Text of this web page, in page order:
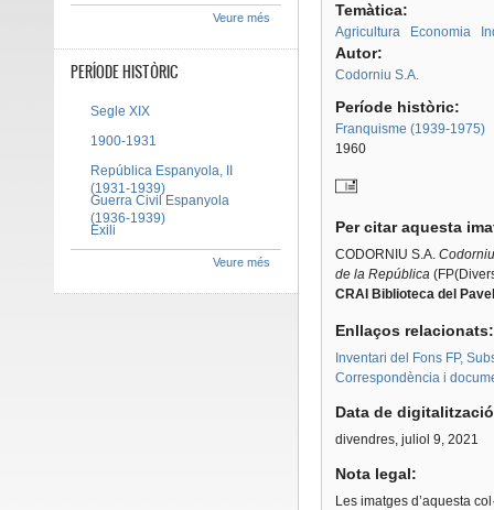
Temàtica:
Agricultura Economia
Autor:
Codorniu S.A.
Període històric:
Franquisme (1939-1975)
1960
Per citar aquesta
CODORNIU S.A.
de la República
CRAI Biblioteca del
Enllaços
Inventari del Fons FP,
Correspondència i
Data de
divendres, juliol 9, 2021
Nota legal:
Les imatges d’aquesta
Veure més
PERÍODE HISTÒRIC
Segle XIX
1900-1931
República Espanyola, II
(1931-1939)
Guerra Civil Espanyola
(1936-1939)
Exili
Veure més